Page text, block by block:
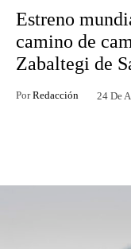
Estreno
camino de
Zabaltegi de
Por Redacción 24 De